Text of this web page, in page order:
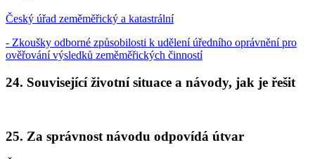
Český úřad zeměměřický a katastrální
- Zkoušky odborné způsobilosti k udělení úředního oprávnění pro
ověřování výsledků zeměměřických činností
24. Související životní situace a návody, jak je řešit
25. Za správnost návodu odpovídá útvar